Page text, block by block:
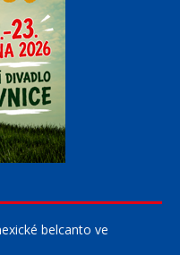
belcanto ve